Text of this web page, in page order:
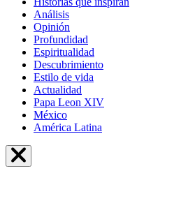
Análisis
Opinión
Profundidad
Espiritualidad
Descubrimiento
Estilo de vida
Actualidad
Papa Leon XIV
México
América Latina